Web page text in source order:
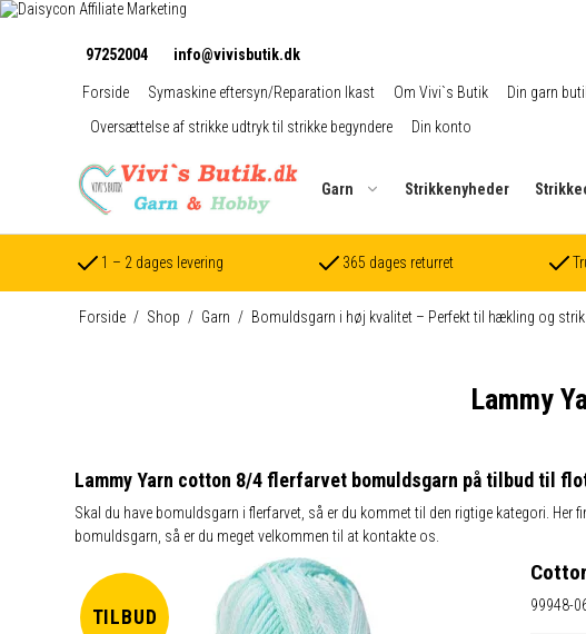
97252004 info@vivisbutik.dk
Forside Symaskine eftersyn/Reparation Ikast Om Vivi`s Butik Din garn
Oversættelse af strikke udtryk til strikke begyndere
Din konto
Garn Strikkenyheder
1 – 2 dages levering 365 dages returret
Forside / Shop / Garn / Bomuldsgarn i høj kvalitet – Perfekt til hækling og strik
Lammy
Lammy Yarn cotton 8/4 flerfarvet bomuldsgarn på tilbud til
Skal du have bomuldsgarn i flerfarvet, så er du kommet til den rigtige kategori.
bomuldsgarn, så er du meget velkommen til at kontakte os.
TILBUD
99948-